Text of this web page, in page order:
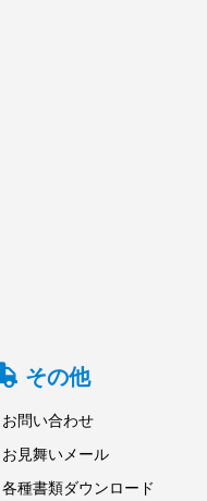
その他
お問い合わせ
お見舞いメール
各種書類ダウンロード